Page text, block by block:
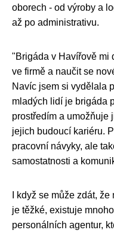
oborech - od výroby a
až po administrativu.
"Brigáda v Havířově mi
ve firmě a naučit se
Navíc jsem si vydělala
mladých lidí je brigáda
prostředím a umožňuje
jejich budoucí kariéru.
pracovní návyky, ale
samostatnosti a
I když se může zdát,
je těžké, existuje
personálních agentur,